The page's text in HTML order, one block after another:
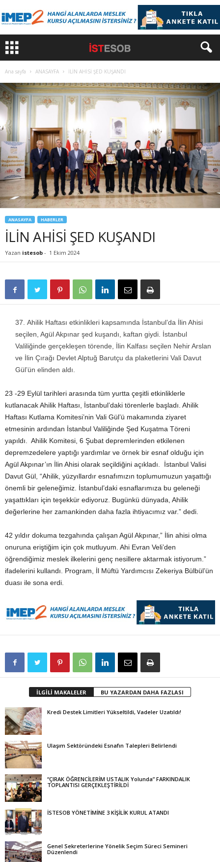
Ana sayfa ANASAYFA İLİN AHİSİ ŞED KUŞANDI
ANASAYFA HABERLER
İLİN AHİSİ ŞED KUŞANDI
Yazan istesob - 1 Ekim 2024
Ahilik Haftası etkinlikleri kapsamında İstanbul’da İlin Ahisi
seçilen, Agül Akpınar şed kuşandı, kaftan giydi. İstanbul
Valiliğinde gerçekleşen törende, İlin Kalfası seçilen Nehir Arslan
ve İlin Çırağı Devlet Alptuğ Barutçu da plaketlerini Vali Davut
Gül’ün elinden aldı.
23 -29 Eylül tarihleri arasında tüm yurtta çeşitli etkinliklerle
kutlanacak Ahilik Haftası, İstanbul’daki törenlerle başladı. Ahilik
Haftası Kutlama Komitesi’nin Vali Gül’ü makamında ziyaret
etmesinin ardından İstanbul Valiliğinde Şed Kuşatma Töreni
yapıldı. Ahilik Komitesi, 6 Şubat depremlerinden etkilenen
depremzedelere yaptığı yardımlar ve örnek bir esnaf olduğu için
Agül Akpınar’ın İlin Ahisi olarak seçildiğini açıkladı. İstanbul Valisi
Davut Gül, “Ahilik, yüzyıllardır esnafımızın toplumumuzun yaşattığı
önemli bir geleneğimiz. İstanbul’daki esnaflarımıza bu geleneği
yaşattıkları için teşekkür ediyoruz. Bugünkü dünyada, Ahilik
değerlerine her zamankinden daha fazla ihtiyacımız var.” dedi.
42 yıldır dokuma tezgahında çalışan Agül Akpınar,” İlin ahisi olma
onuruna eriştiğim için çok mutluyum. Ahi Evran Veli’den
öğrendiğimiz meslek ilkelerini genç nesillere aktarmak istiyorum.”
ifadelerini kullandı. Program, İl Müftü Yardımcısı Zekeriya Bülbül’ün
duası ile sona erdi.
İLGİLİ MAKALELER BU YAZARDAN DAHA FAZLASI
Kredi Destek Limitleri Yükseltildi, Vadeler Uzatıldı!
Ulaşım Sektöründeki Esnafın Talepleri Belirlendi
“ÇIRAK ÖĞRENCİLERİM USTALIK Yolunda” FARKINDALIK
TOPLANTISI GERÇEKLEŞTİRİLDİ
İSTESOB YÖNETİMİNE 3 KİŞİLİK KURUL ATANDI
Genel Sekreterlerine Yönelik Seçim Süreci Semineri
Düzenlendi